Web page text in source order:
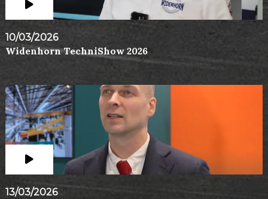
10/03/2026
Widenhorn TechniShow 2026
13/03/2026